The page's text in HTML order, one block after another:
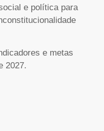
e política para
e metas
2027.